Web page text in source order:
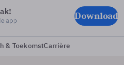
app Download
& ToekomstCarrière